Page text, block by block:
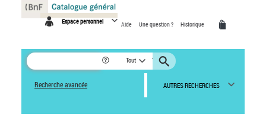
Espace personnel Aide Une question ? Historique
Tout
Recherche avancée AUTRES RECHERCHES
Panneau de gestion des cookies